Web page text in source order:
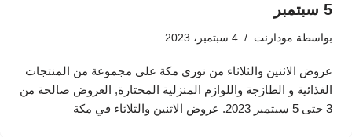
5 سبتمبر
بواسطة مودارنت 4 سبتمبر، 2023
عروض الاثنين والثلاثاء من نوري مكة على مجموعة من المنتجات
الغذائية و الطازجة واللوازم المنزلية المختارة, العروض صالحة من
3 حتى 5 سبتمبر 2023. عروض الاثنين والثلاثاء في مكة